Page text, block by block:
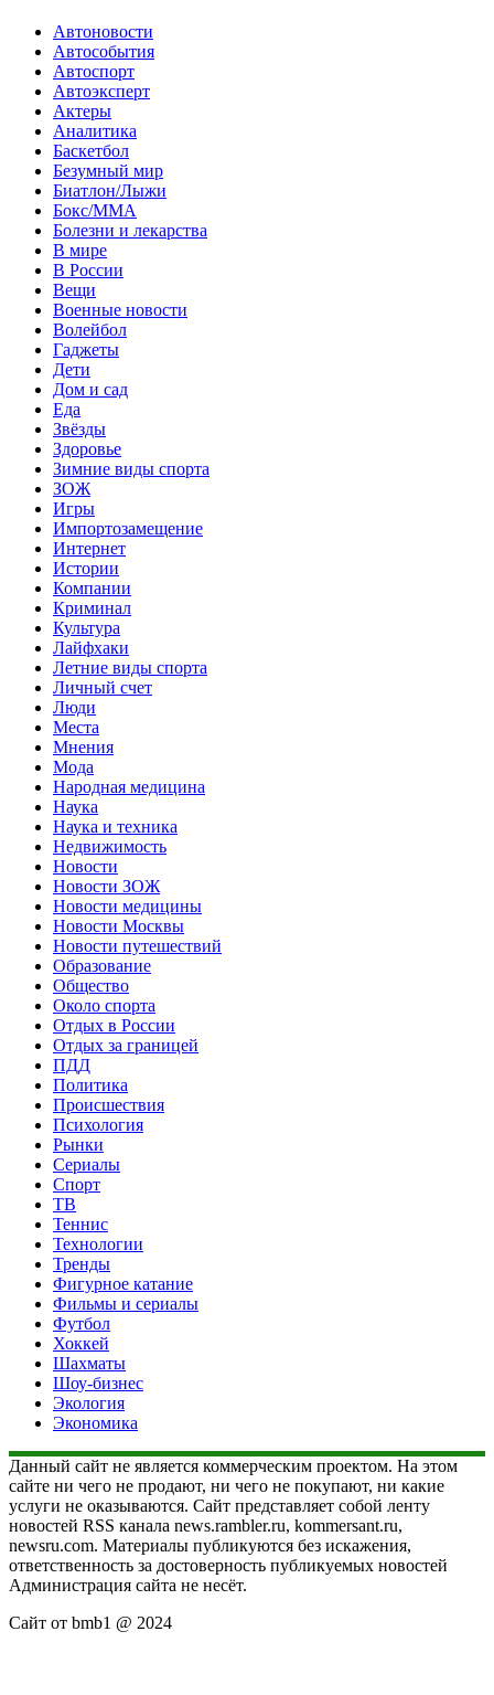
Автоновости
Автособытия
Автоспорт
Автоэксперт
Актеры
Аналитика
Баскетбол
Безумный мир
Биатлон/Лыжи
Бокс/MMA
Болезни и лекарства
В мире
В России
Вещи
Военные новости
Волейбол
Гаджеты
Дети
Дом и сад
Еда
Звёзды
Здоровье
Зимние виды спорта
ЗОЖ
Игры
Импортозамещение
Интернет
Истории
Компании
Криминал
Культура
Лайфхаки
Летние виды спорта
Личный счет
Люди
Места
Мнения
Мода
Народная медицина
Наука
Наука и техника
Недвижимость
Новости
Новости ЗОЖ
Новости медицины
Новости Москвы
Новости путешествий
Образование
Общество
Около спорта
Отдых в России
Отдых за границей
ПДД
Политика
Происшествия
Психология
Рынки
Сериалы
Спорт
ТВ
Теннис
Технологии
Тренды
Фигурное катание
Фильмы и сериалы
Футбол
Хоккей
Шахматы
Шоу-бизнес
Экология
Экономика
Данный сайт не является коммерческим проектом. На этом
сайте ни чего не продают, ни чего не покупают, ни какие
услуги не оказываются. Сайт представляет собой ленту
новостей RSS канала news.rambler.ru, kommersant.ru,
newsru.com. Материалы публикуются без искажения,
ответственность за достоверность публикуемых новостей
Администрация сайта не несёт.
Сайт от bmb1 @ 2024